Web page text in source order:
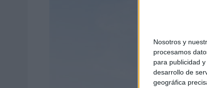
Nosotros y
procesamos
para publicidad
desarrollo de
geográfica